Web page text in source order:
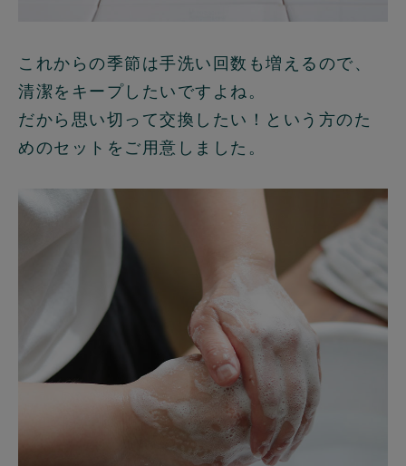
これからの季節は手洗い回数も増えるので、
清潔をキープしたいですよね。
だから思い切って交換したい！という方のた
めのセットをご用意しました。